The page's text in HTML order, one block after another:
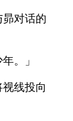
对话的
。」
线投向